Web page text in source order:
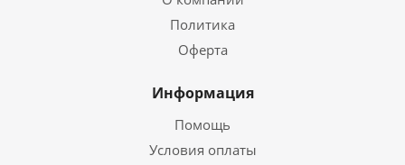
Политика
Оферта
Информация
Помощь
Условия оплаты